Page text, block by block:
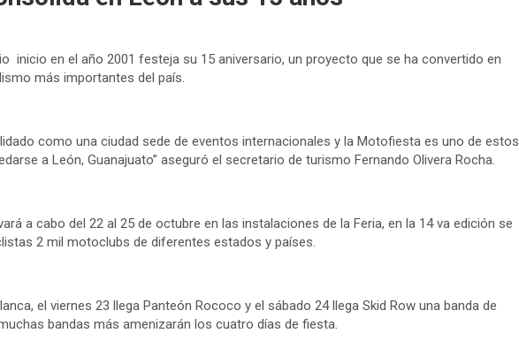
inicio en el año 2001 festeja su 15 aniversario, un proyecto que se ha convertido en
más importantes del país.
como una ciudad sede de eventos internacionales y la Motofiesta es uno de estos
a León, Guanajuato” aseguró el secretario de turismo Fernando Olivera Rocha.
a cabo del 22 al 25 de octubre en las instalaciones de la Feria, en la 14 va edición se
2 mil motoclubs de diferentes estados y países.
el viernes 23 llega Panteón Rococo y el sábado 24 llega Skid Row una banda de
bandas más amenizarán los cuatro días de fiesta.